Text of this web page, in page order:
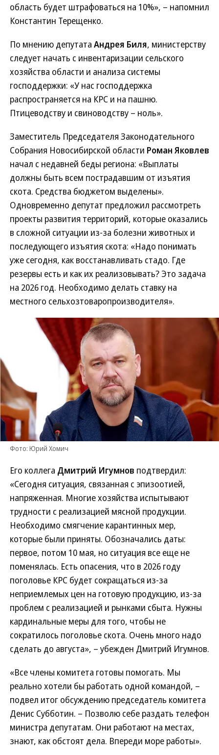
область будет штрафоваться на 10%», – напомнил
Константин Терещенко.
По мнению депутата Андрея Биля, министерству
следует начать с инвентаризации сельского
хозяйства области и анализа системы
господдержки: «У нас господдержка
распространяется на КРС и на пашню.
Птицеводству и свиноводству – ноль».
Заместитель Председателя Законодательного
Собрания Новосибирской области Роман Яковлев
начал с недавней беды региона: «Выплаты
должны быть всем пострадавшим от изъятия
скота. Средства бюджетом выделены».
Одновременно депутат предложил рассмотреть
проекты развития территорий, которые оказались
в сложной ситуации из-за болезни животных и
последующего изъятия скота: «Надо понимать
уже сегодня, как восстанавливать стадо. Где
резервы есть и как их реализовывать? Это задача
на 2026 год. Необходимо делать ставку на
местного сельхозтоваропроизводителя».
Фото: Юрий Хомич
Его коллега Дмитрий Игумнов подтвердил:
«Сегодня ситуация, связанная с эпизоотией,
напряженная. Многие хозяйства испытывают
трудности с реализацией мясной продукции.
Необходимо смягчение карантинных мер,
которые были приняты. Обозначались даты:
первое, потом 10 мая, но ситуация все еще не
поменялась. Есть опасения, что в 2026 году
поголовье КРС будет сокращаться из-за
неприемлемых цен на готовую продукцию, из-за
проблем с реализацией и рынками сбыта. Нужны
кардинальные меры для того, чтобы не
сократилось поголовье скота. Очень много надо
сделать до августа», – убежден Дмитрий Игумнов.
«Все члены комитета готовы помогать. Мы
реально хотели бы работать одной командой, –
подвел итог обсуждению председатель комитета
Денис Субботин. – Позволю себе раздать телефон
министра депутатам. Они работают на местах,
знают, как обстоят дела. Впереди море работы».